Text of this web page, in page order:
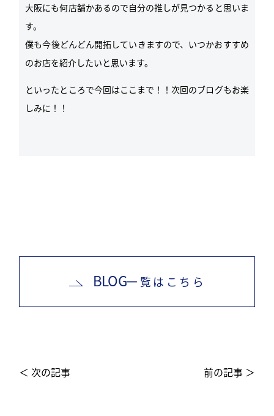
大阪にも何店舗かあるので自分の推しが見つかると思いま
す。
僕も今後どんどん開拓していきますので、いつかおすすめ
のお店を紹介したいと思います。
といったところで今回はここまで！！次回のブログもお楽
しみに！！
BLOG一覧はこちら
＜ 次の記事 前の記事 ＞